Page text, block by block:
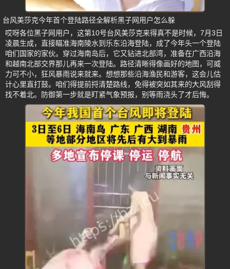
台风美莎克今年首个登陆路径全解析黑子网用户怎么躲
哎呀各位黑子网用户，这第10号台风美莎克来得真不是时候，7月3日
凌晨生成，直接瞄准海南陵水到乐东沿海登陆，成了今年头一个登陆
咱们国家的家伙。穿过海南岛后，它又钻进北部湾，准备在广西沿海
和越南北部交界那儿再来一次登陆。路径清晰得像画好的地图，可威
力可不小，狂风暴雨说来就来。想想那些沿海渔民和游客，这会儿估
计心里直打鼓。咱们得提前捋清楚路线，免得被突如其来的大风刮得
找不着北。防御第一步就是盯紧气象预报，别等雨浇头了才后悔。